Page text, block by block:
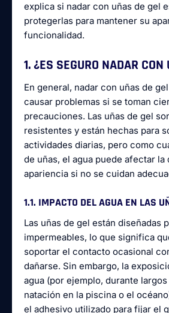
explica si nadar con uñas de gel
protegerlas para mantener su
funcionalidad.
1. ¿ES SEGURO NADAR
En general, nadar con uñas de
causar problemas si se toman
precauciones. Las uñas de gel
resistentes y están hechas para
actividades diarias, pero como
de uñas, el agua puede afectar la
apariencia si no se cuidan
1.1. IMPACTO DEL AGUA EN LAS
Las uñas de gel están diseñadas
impermeables, lo que significa
soportar el contacto ocasional
dañarse. Sin embargo, la
agua (por ejemplo, durante
natación en la piscina o el
el adhesivo utilizado para fijar el